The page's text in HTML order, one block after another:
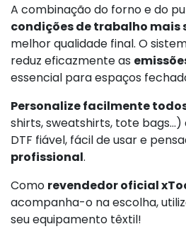
A combinação do forno e do
condições de trabalho mais
melhor qualidade final. O
reduz eficazmente as
essencial para espaços
Personalize facilmente
shirts, sweatshirts, tote bags…)
DTF fiável, fácil de usar e
profissional.
Como revendedor oficial
acompanha-o na escolha,
seu equipamento têxtil!